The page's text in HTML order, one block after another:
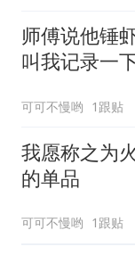
师傅说他锤
叫我记录一
可可不慢哟 1跟贴
我愿称之为
的单品
可可不慢哟 1跟贴